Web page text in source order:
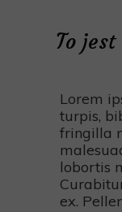
To
Lorem
turpis,
fringilla
lobortis
ex.